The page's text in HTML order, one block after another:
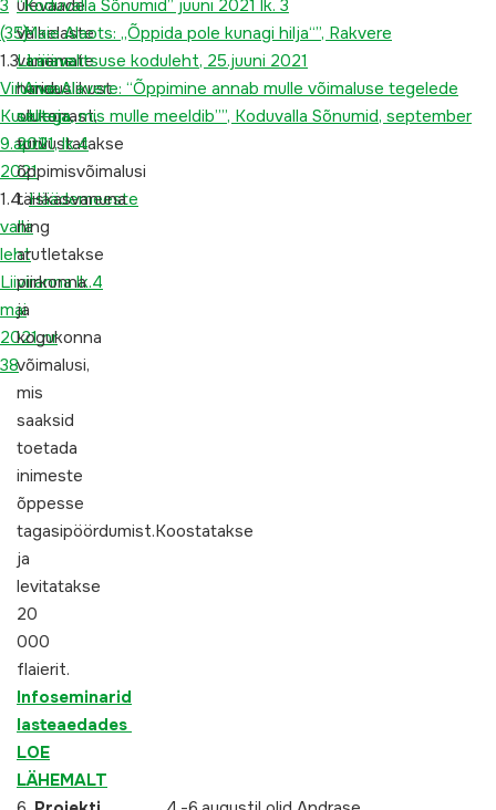
3
(35)
1.3.Lääne
Virumaa
Kuulutaja,
9.aprill
2021
1.4.Häädemeeste
valla
leht
Liiviranna lk.4
mai
2021 nr
38
ülevaade
väikelaste
vanemate
hariduslikust
olukorrast,
tutvustatakse
õppimisvõimalusi
täiskasvanuna
ning
arutletakse
piirkonna
ja
kogukonna
võimalusi,
mis
saaksid
toetada
inimeste
õppesse
tagasipöördumist.Koostatakse
ja
levitatakse
20
000
flaierit.
Infoseminarid
lasteaedades
LOE
LÄHEMALT
“Koduvalla Sõnumid” juuni 2021 lk. 3
“Maie Alaots: „Õppida pole kunagi hilja“”, Rakvere
Linnavalitsuse koduleht, 25.juuni 2021
“Aive Alavere: “Õppimine annab mulle võimaluse tegelede
sellega, mis mulle meeldib””, Koduvalla Sõnumid, september
2021, lk.4